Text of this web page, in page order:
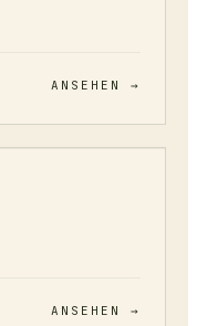
ANSEHEN →
ANSEHEN →